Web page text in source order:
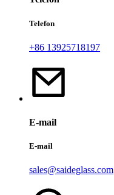
Telefon
+86 13925718197
E-mail
E-mail
sales@saideglass.com